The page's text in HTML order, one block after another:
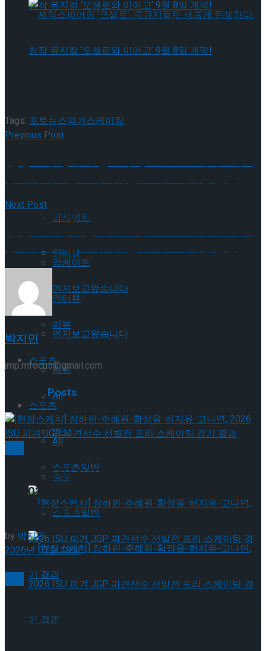
셰익스피어의 ‘오셀로’, 록뮤지컬로 새롭게 탄생
막!
Trending Tags
앙케이트
인터뷰
먼저보고왔습니다
리뷰
스포츠
All
빙상
스포츠일반
[현장스케치] 장하린-주혜원-황정율-허지유-
하다.창작 뮤지컬 ‘오셀로와 이아고’ 9월 8일 개
막!
Trending Tags
앙케이트
인터뷰
먼저보고왔습니다
리뷰
스포츠
All
빙상
스포츠일반
9일 오후 베이징 국가실내체육관에서 ISU(국제빙상경기연맹)
Tags: 포토뉴스피겨스케이팅
Previous Post
Next Post
[현장스케치] 케빈 에이모즈, 2023 ISU 피겨스케이
팅 시니어 그랑프리 파이널 프리 스케이팅 연습
박지민
jmp.mfocus@gmail.com
RelatedPosts
[현장스케치] 장하린-주혜원-황정율-허지유-고나
연, 2026 ISU 피겨 JGP 파견선수 선발전 프리 스케
이팅 경기 결과
by박지민
2026년 07월 19일
2026 ISU 피겨 JGP 파견선수 선발전 프리 스케이팅